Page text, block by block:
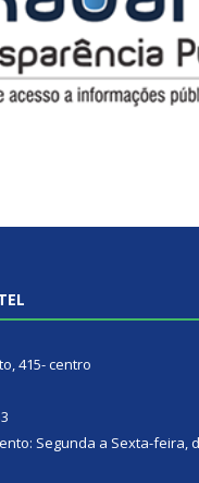
415- centro
Segunda a Sexta-feira,